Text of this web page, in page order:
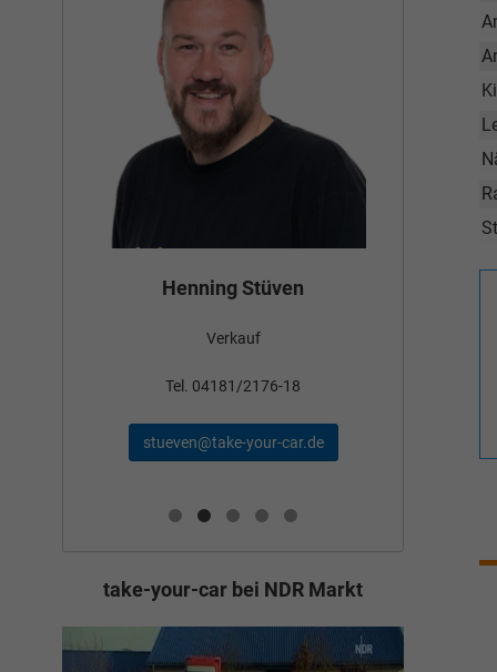
Henning Stüven
Verkauf
Tel. 04181/2176-18
stueven@take-your-car.de
take-your-car bei NDR Markt